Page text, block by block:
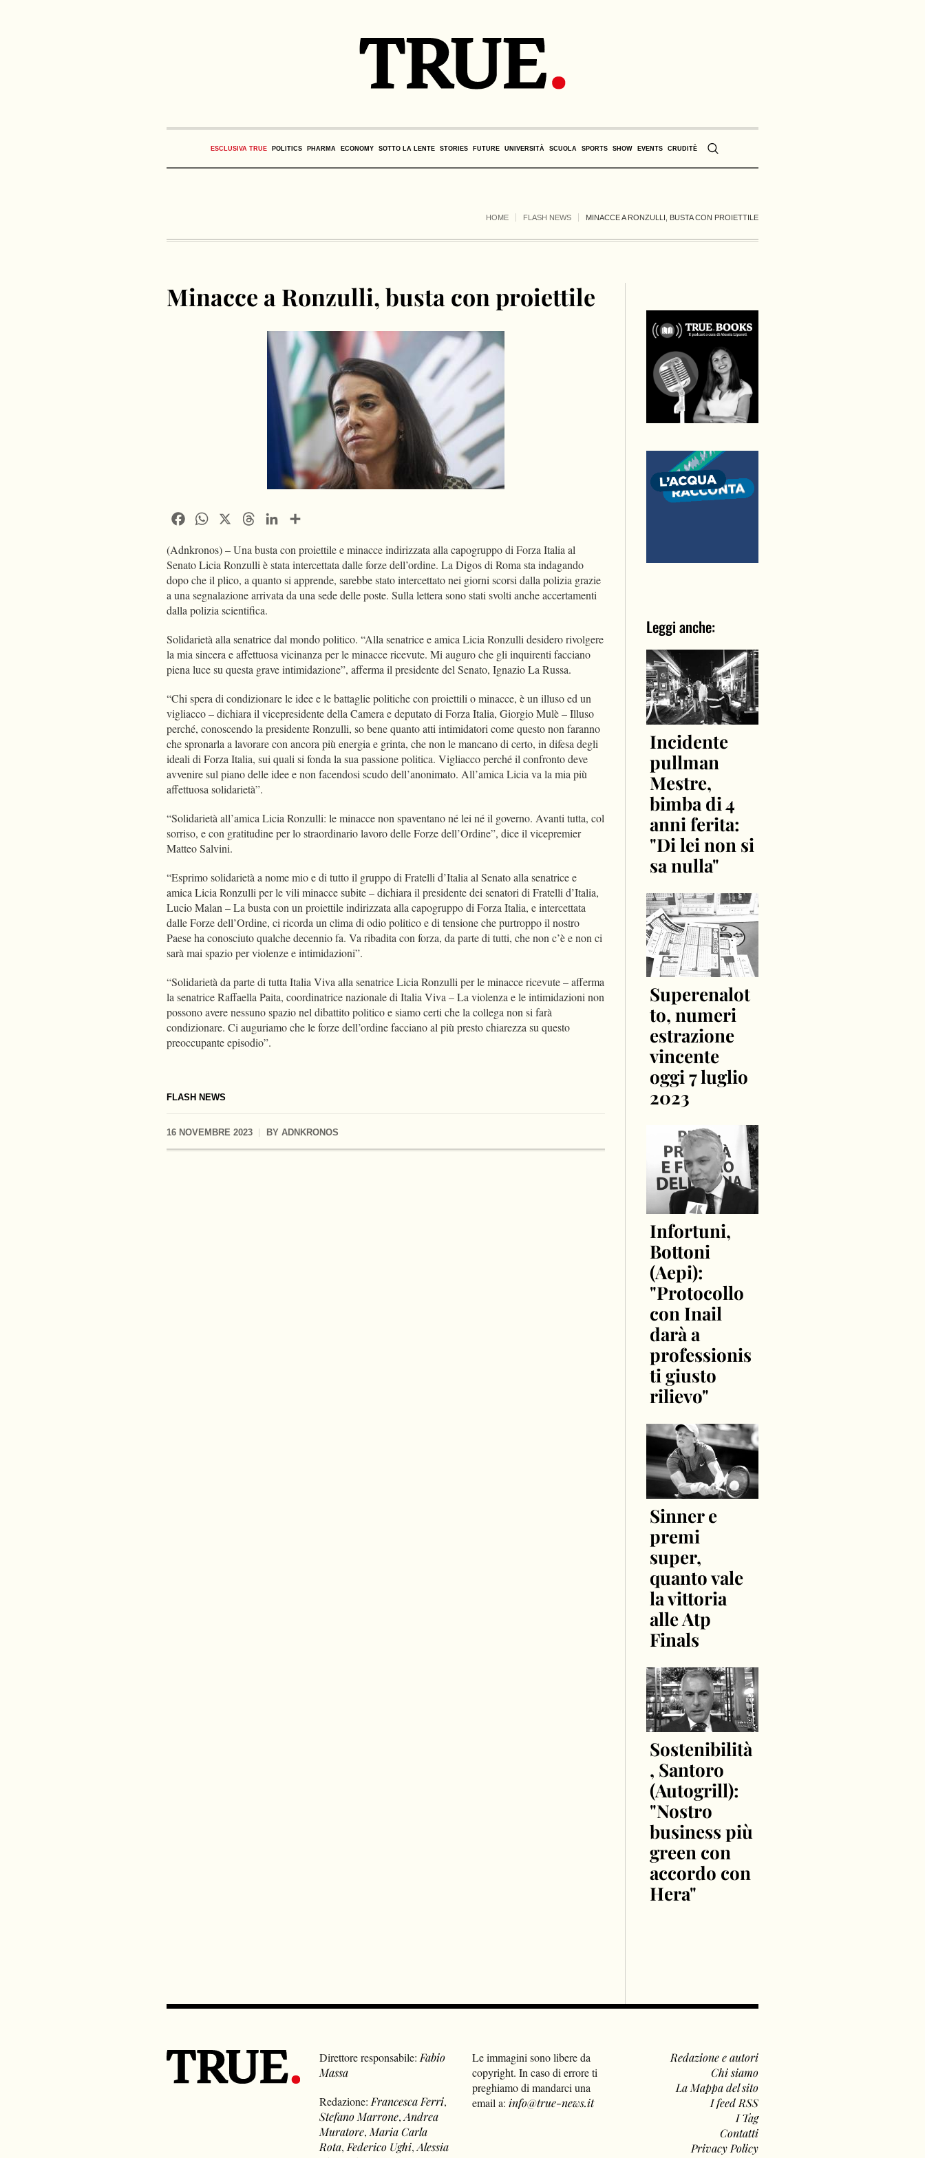
ESCLUSIVA TRUE POLITICS PHARMA ECONOMY SOTTO LA LENTE STORIES FUTURE UNIVERSITÀ SCUOLA SPORTS SHOW EVENTS CRUDITÈ
HOME FLASH NEWS MINACCE A RONZULLI, BUSTA CON PROIETTILE
FLASH NEWS
Minacce a Ronzulli, busta con proiettile
16 NOVEMBRE 2023 BY ADNKRONOS
FacebookWhatsApp ThreadsLinkedIn
(Adnkronos) – Una busta con proiettile e minacce indirizzata alla capogruppo di Forza Italia al
Senato Licia Ronzulli è stata intercettata dalle forze dell’ordine. La Digos di Roma sta indagando
dopo che il plico, a quanto si apprende, sarebbe stato intercettato nei giorni scorsi dalla polizia grazie
a una segnalazione arrivata da una sede delle poste. Sulla lettera sono stati svolti anche accertamenti
dalla polizia scientifica.
Solidarietà alla senatrice dal mondo politico. “Alla senatrice e amica Licia Ronzulli desidero rivolgere
la mia sincera e affettuosa vicinanza per le minacce ricevute. Mi auguro che gli inquirenti facciano
piena luce su questa grave intimidazione”, afferma il presidente del Senato, Ignazio La Russa.
“Chi spera di condizionare le idee e le battaglie politiche con proiettili o minacce, è un illuso ed un
vigliacco – dichiara il vicepresidente della Camera e deputato di Forza Italia, Giorgio Mulè – Illuso
perché, conoscendo la presidente Ronzulli, so bene quanto atti intimidatori come questo non faranno
che spronarla a lavorare con ancora più energia e grinta, che non le mancano di certo, in difesa degli
ideali di Forza Italia, sui quali si fonda la sua passione politica. Vigliacco perché il confronto deve
avvenire sul piano delle idee e non facendosi scudo dell’anonimato. All’amica Licia va la mia più
affettuosa solidarietà”.
“Solidarietà all’amica Licia Ronzulli: le minacce non spaventano né lei né il governo. Avanti tutta, col
sorriso, e con gratitudine per lo straordinario lavoro delle Forze dell’Ordine”, dice il vicepremier
Matteo Salvini.
“Esprimo solidarietà a nome mio e di tutto il gruppo di Fratelli d’Italia al Senato alla senatrice e
amica Licia Ronzulli per le vili minacce subite – dichiara il presidente dei senatori di Fratelli d’Italia,
Lucio Malan – La busta con un proiettile indirizzata alla capogruppo di Forza Italia, e intercettata
dalle Forze dell’Ordine, ci ricorda un clima di odio politico e di tensione che purtroppo il nostro
Paese ha conosciuto qualche decennio fa. Va ribadita con forza, da parte di tutti, che non c’è e non ci
sarà mai spazio per violenze e intimidazioni”.
“Solidarietà da parte di tutta Italia Viva alla senatrice Licia Ronzulli per le minacce ricevute – afferma
la senatrice Raffaella Paita, coordinatrice nazionale di Italia Viva – La violenza e le intimidazioni non
possono avere nessuno spazio nel dibattito politico e siamo certi che la collega non si farà
condizionare. Ci auguriamo che le forze dell’ordine facciano al più presto chiarezza su questo
preoccupante episodio”.
Leggi anche:
Incidente
pullman
Mestre,
bimba di 4
anni ferita:
"Di lei non si
sa nulla"
Superenalot
to, numeri
estrazione
vincente
oggi 7 luglio
2023
Infortuni,
Bottoni
(Aepi):
"Protocollo
con Inail
darà a
professionis
ti giusto
rilievo"
Sinner e
premi
super,
quanto vale
la vittoria
alle Atp
Finals
Sostenibilità
, Santoro
(Autogrill):
"Nostro
business più
green con
accordo con
Hera"
Direttore responsabile:Fabio
Massa
Redazione:Francesca Ferri,
Stefano Marrone,Andrea
Muratore,Maria Carla
Rota,Federico Ughi,Alessia
Le immagini sono libere da
copyright. In caso di errore ti
preghiamo di mandarci una
email a: info@true-news.it
Redazione e autori
Chi siamo
La Mappa del sito
I feed RSS
I Tag
Contatti
Privacy Policy